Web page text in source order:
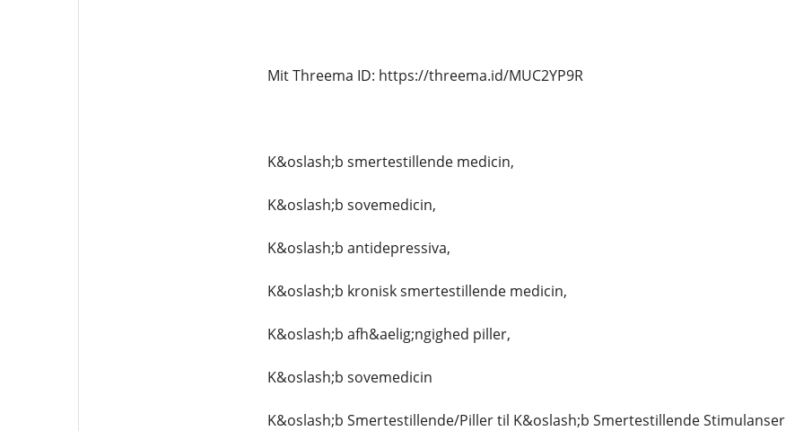
Mit Threema ID: https://threema.id/MUC2YP9R
K&oslash;b smertestillende medicin,
K&oslash;b sovemedicin,
K&oslash;b antidepressiva,
K&oslash;b kronisk smertestillende medicin,
K&oslash;b afh&aelig;ngighed piller,
K&oslash;b sovemedicin
K&oslash;b Smertestillende/Piller til K&oslash;b Smertestillende Stimulanser